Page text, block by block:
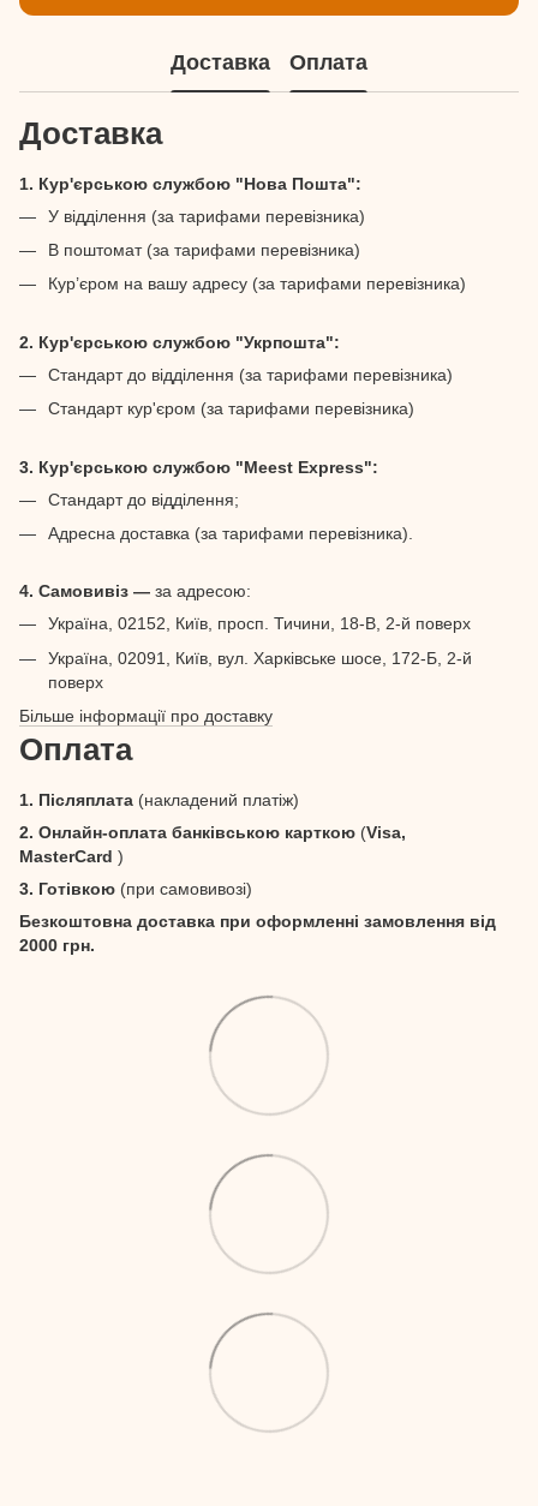
Доставка Оплата
Доставка
1. Кур'єрською службою "Нова Пошта":
У відділення (за тарифами перевізника)
В поштомат (за тарифами перевізника)
Кур’єром на вашу адресу (за тарифами перевізника)
2. Кур'єрською службою "Укрпошта":
Стандарт до відділення (за тарифами перевізника)
Стандарт кур'єром (за тарифами перевізника)
3. Кур'єрською службою "Meest Express":
Стандарт до відділення;
Адресна доставка (за тарифами перевізника).
4. Самовивіз — за адресою:
Україна, 02152, Київ, просп. Тичини, 18-В, 2-й поверх
Україна, 02091, Київ, вул. Харківське шосе, 172-Б, 2-й
поверх
Більше інформації про доставку
Оплата
1. Післяплата (накладений платіж)
2. Онлайн-оплата банківською карткою (Visa,
MasterCard )
3. Готівкою (при самовивозі)
Безкоштовна доставка при оформленні замовлення від
2000 грн.